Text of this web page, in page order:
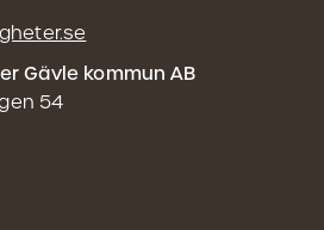
Gävle kommun AB
54